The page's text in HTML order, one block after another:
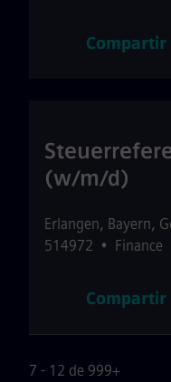
Compartir
(w/m/d)
Erlangen, Bayern,
514972 • Finance
Compartir
7 - 12 de 999+